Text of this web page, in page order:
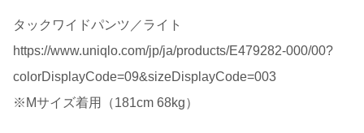
タックワイドパンツ／ライト
https://www.uniqlo.com/jp/ja/products/E479282-000/00?
colorDisplayCode=09&sizeDisplayCode=003
※Mサイズ着用（181cm 68kg）